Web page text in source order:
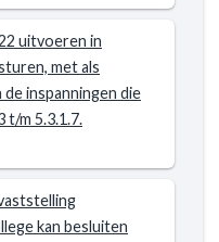
uitvoeren in
met als
inspanningen die
t/m 5.3.1.7.
kan besluiten